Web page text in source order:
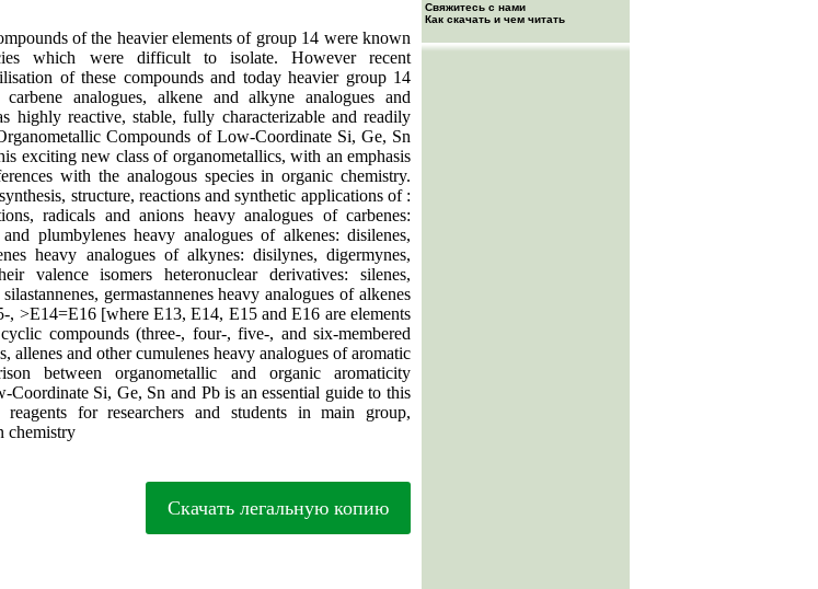
of the heavier elements of group 14 were known
which were difficult to isolate. However recent
of these compounds and today heavier group 14
analogues, alkene and alkyne analogues and
highly reactive, stable, fully characterizable and readily
Compounds of Low-Coordinate Si, Ge, Sn
exciting new class of organometallics, with an emphasis
with the analogous species in organic chemistry.
structure, reactions and synthetic applications of :
radicals and anions heavy analogues of carbenes:
plumbylenes heavy analogues of alkenes: disilenes,
heavy analogues of alkynes: disilynes, digermynes,
valence isomers heteronuclear derivatives: silenes,
germastannenes heavy analogues of alkenes
>E14=E16 [where E13, E14, E15 and E16 are elements
compounds (three-, four-, five-, and six-membered
allenes and other cumulenes heavy analogues of aromatic
between organometallic and organic aromaticity
Si, Ge, Sn and Pb is an essential guide to this
for researchers and students in main group,
chemistry
Скачать легальную копию
Свяжитесь с нами
Как скачать и чем читать